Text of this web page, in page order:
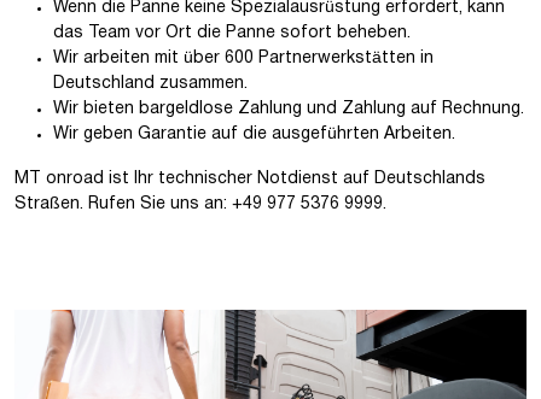
Wenn die Panne keine Spezialausrüstung erfordert, kann
das Team vor Ort die Panne sofort beheben.
Wir arbeiten mit über 600 Partnerwerkstätten in
Deutschland zusammen.
Wir bieten bargeldlose Zahlung und Zahlung auf Rechnung.
Wir geben Garantie auf die ausgeführten Arbeiten.
MT onroad ist Ihr technischer Notdienst auf Deutschlands
Straßen. Rufen Sie uns an: +49 977 5376 9999.